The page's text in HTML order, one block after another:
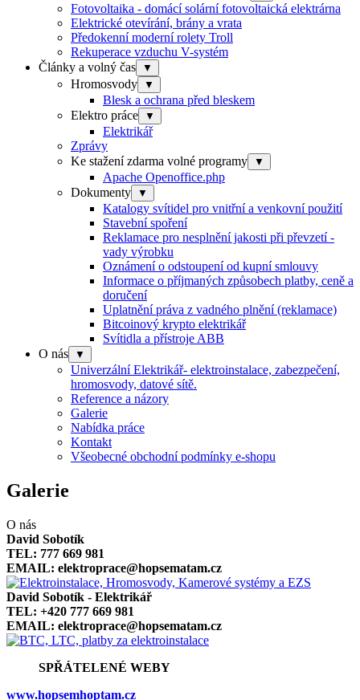
Fotovoltaika - domácí solární fotovoltaická elektrárna
Elektrické otevírání, brány a vrata
Předokenní moderní rolety Troll
Rekuperace vzduchu V-systém
Články a volný čas
▼
Hromosvody ▼
Blesk a ochrana před bleskem
Elektro práce
▼
Elektrikář
Zprávy
Ke stažení zdarma volné programy
▼
Apache Openoffice.php
Dokumenty
▼
Katalogy svítidel pro vnitřní a venkovní použití
Stavební spoření
Reklamace pro nesplnění jakosti při převzetí -
vady výrobku
Oznámení o odstoupení od kupní smlouvy
Informace o příjmaných způsobech platby, ceně a
doručení
Uplatnění práva z vadného plnění (reklamace)
Bitcoinový krypto elektrikář
Svítidla a přístroje ABB
O nás
▼
Univerzální Elektrikář- elektroinstalace, zabezpečení,
hromosvody, datové sítě.
Reference a názory
Galerie
Nabídka práce
Kontakt
Všeobecné obchodní podmínky e-shopu
Galerie
O nás
David Sobotík
TEL: 777 669 981
EMAIL: elektroprace@hopsematam.cz
David Sobotík - Elektrikář
TEL: +420 777 669 981
EMAIL: elektroprace@hopsematam.cz
SPŘÁTELENÉ WEBY
www.hopsemhoptam.cz